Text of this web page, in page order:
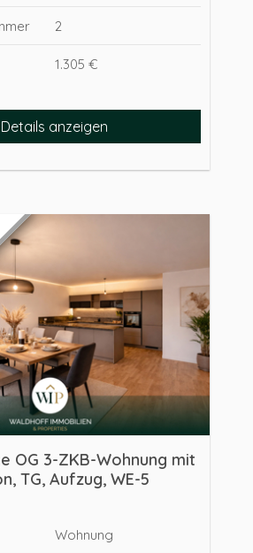
2
1.305 €
Details anzeigen
OG 3-ZKB-Wohnung mit
Balkon, TG, Aufzug, WE-5
Wohnung